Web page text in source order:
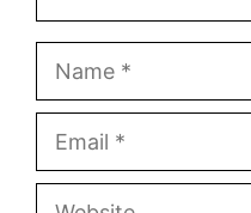
Name
Email
Website